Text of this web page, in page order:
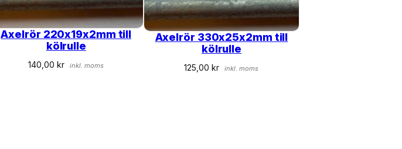
Axelrör 220x19x2mm till
kölrulle
140,00kr inkl. moms
Axelrör 330x25x2mm till
kölrulle
125,00kr inkl. moms